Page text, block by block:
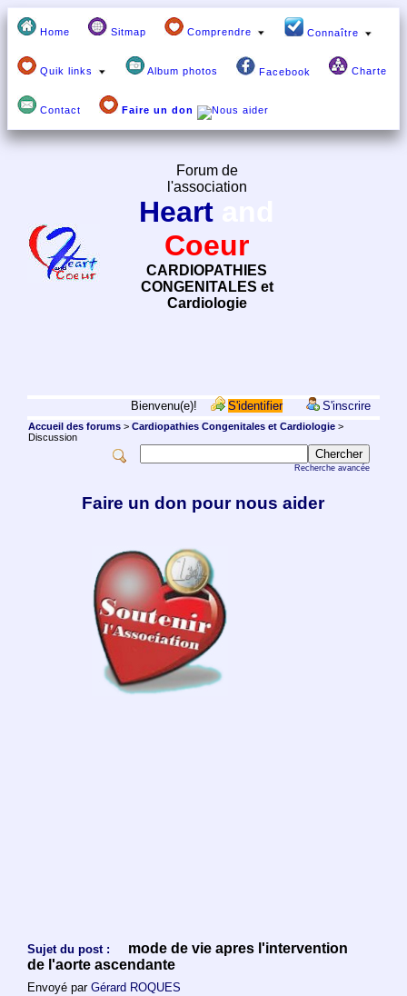
Home Sitmap Comprendre Connaître
Quik links Album photos Facebook Charte
Contact Faire un don
Forum de
l'association
Heart
Coeur
CARDIOPATHIES
CONGENITALES et
Cardiologie
Bienvenu(e)! S'identifier S'inscrire
Accueil des forums> Cardiopathies Congenitales et Cardiologie>
Discussion
Recherche avancée
Faire un don pour nous aider
Sujet du post :
mode de vie apres l'intervention
de l'aorte ascendante
Envoyé par Gérard ROQUES